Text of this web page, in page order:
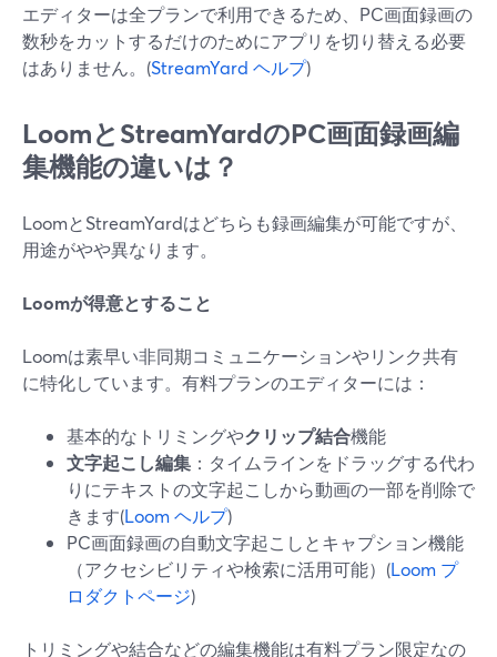
エディターは全プランで利用できるため、PC画面録画の
数秒をカットするだけのためにアプリを切り替える必要
はありません。(StreamYard ヘルプ)
LoomとStreamYardのPC画面録画編
集機能の違いは？
LoomとStreamYardはどちらも録画編集が可能ですが、
用途がやや異なります。
Loomが得意とすること
Loomは素早い非同期コミュニケーションやリンク共有
に特化しています。有料プランのエディターには：
基本的なトリミングやクリップ結合機能
文字起こし編集 ：タイムラインをドラッグする代わ
りにテキストの文字起こしから動画の一部を削除で
きます(Loom ヘルプ)
PC画面録画の自動文字起こしとキャプション機能
（アクセシビリティや検索に活用可能）(Loom プ
ロダクトページ)
トリミングや結合などの編集機能は有料プラン限定なの